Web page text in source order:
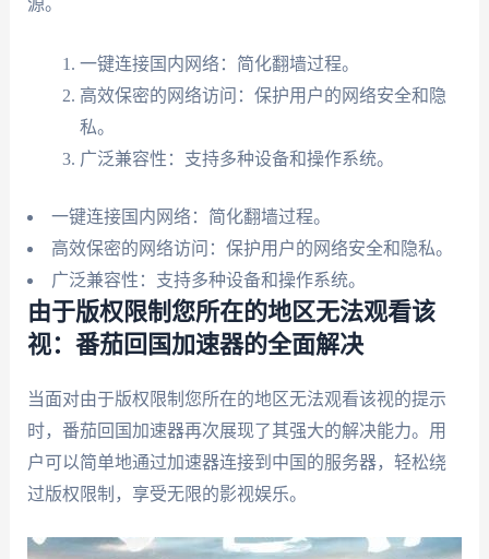
源。
一键连接国内网络：简化翻墙过程。
高效保密的网络访问：保护用户的网络安全和隐
私。
广泛兼容性：支持多种设备和操作系统。
一键连接国内网络：简化翻墙过程。
高效保密的网络访问：保护用户的网络安全和隐私。
广泛兼容性：支持多种设备和操作系统。
由于版权限制您所在的地区无法观看该
视：番茄回国加速器的全面解决
当面对由于版权限制您所在的地区无法观看该视的提示
时，番茄回国加速器再次展现了其强大的解决能力。用
户可以简单地通过加速器连接到中国的服务器，轻松绕
过版权限制，享受无限的影视娱乐。